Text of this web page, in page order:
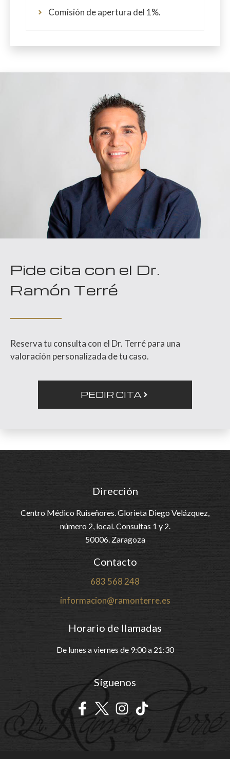
Comisión de apertura del 1%.
Pide cita con el Dr.
Ramón Terré
Reserva tu consulta con el Dr. Terré para una
valoración personalizada de tu caso.
PEDIR CITA
Dirección
Centro Médico Ruiseñores. Glorieta Diego Velázquez,
número 2, local. Consultas 1 y 2.
50006. Zaragoza
Contacto
683 568 248
informacion@ramonterre.es
Horario de llamadas
De lunes a viernes de 9:00 a 21:30
Síguenos